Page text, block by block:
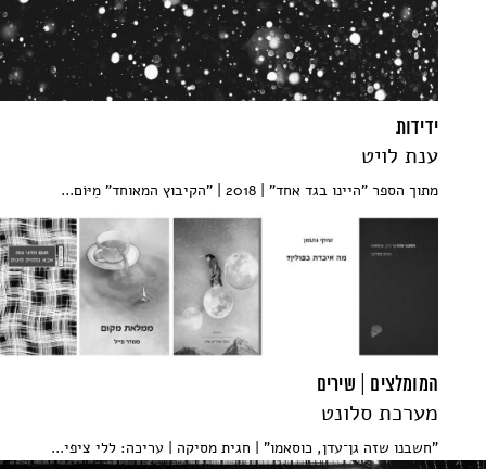
ידידות
ענת לויט
מתוך הספר "היינו בגד אחד" | 2018 | "הקיבוץ המאוחד" מִיּוֹם...
המומלצים | שירים
מערכת סלונט
"חשבנו שזה גן־עדן, כוסאמו" | חגית מסיקה | עריכה: ללי ציפי...